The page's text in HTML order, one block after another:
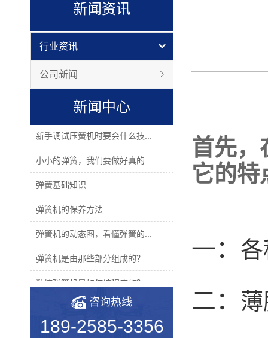
新闻资讯
行业资讯
公司新闻
新闻中心
新手调试压簧机时要会什么技...
小小的弹簧，我们要做好真的...
弹簧基础知识
弹簧机的保养方法
弹簧机的动态图，看懂弹簧的...
弹簧机是由那些部分组成的？
数控弹簧机是如何编程序的？
2019年度无凸轮弹簧机十大品...
机械行业的宠儿——弹簧机
咨询热线
189-2585-3356
首先，
它的特
一：
二：